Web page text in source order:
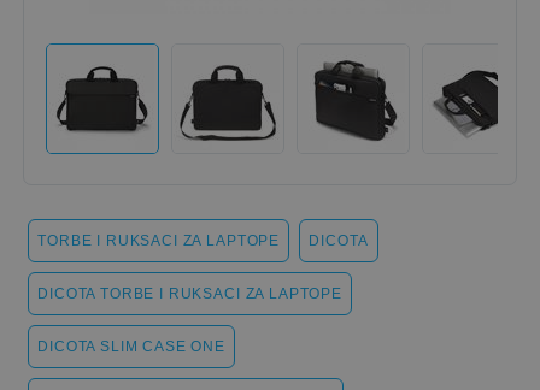
TORBE I RUKSACI ZA LAPTOPE DICOTA
DICOTA TORBE I RUKSACI ZA LAPTOPE
DICOTA SLIM CASE ONE